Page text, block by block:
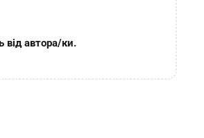
автора/ки.